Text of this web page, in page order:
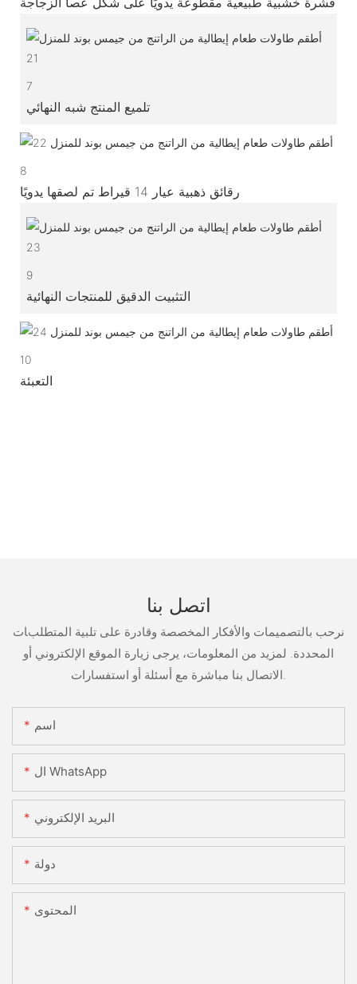
7
تلميع المنتج شبه النهائي
8
رقائق ذهبية عيار 14 قيراط تم لصقها يدويًا
9
التثبيت الدقيق للمنتجات النهائية
10
التعبئة
اتصل بنا
نرحب بالتصميمات والأفكار المخصصة وقادرة على تلبية المتطلبات
المحددة. لمزيد من المعلومات، يرجى زيارة الموقع الإلكتروني أو
اسم
ال WhatsApp
البريد الإلكتروني
دولة
المحتوى